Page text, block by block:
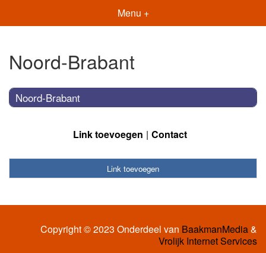
Menu +
Noord-Brabant
Noord-Brabant
Link toevoegen Contact
Link toevoegen
Copyright © 2023 Onderdeel van BaakmanMedia&
Vrolijk Internet Services